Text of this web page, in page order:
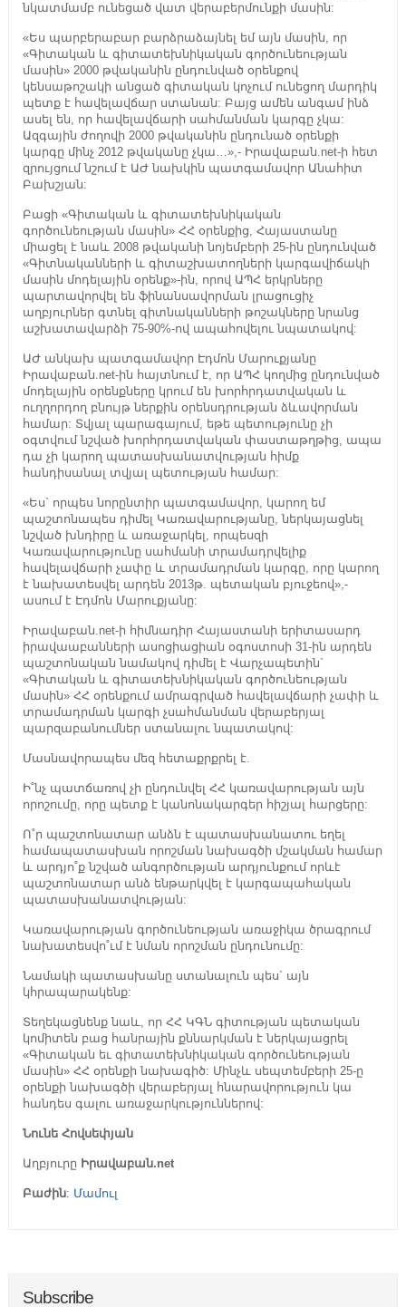
նկատմամբ ունեցած վատ վերաբերմունքի մասին:
«Ես պարբերաբար բարձրաձայնել եմ այն մասին, որ
«Գիտական և գիտատեխնիկական գործունեության
մասին» 2000 թվականին ընդունված օրենքով
կենսաթոշակի անցած գիտական կոչում ունեցող մարդիկ
պետք է հավելավճար ստանան: Բայց ամեն անգամ ինձ
ասել են, որ հավելավճարի սահմանման կարգը չկա:
Ազգային ժողովի 2000 թվականին ընդունած օրենքի
կարգը մինչ 2012 թվականը չկա…»,- Իրավաբան.net-ի հետ
զրույցում նշում է ԱԺ նախկին պատգամավոր Անահիտ
Բախշյան:
Բացի «Գիտական և գիտատեխնիկական
գործունեության մասին» ՀՀ օրենքից, Հայաստանը
միացել է նաև 2008 թվականի նոյեմբերի 25-ին ընդունված
«Գիտնականների և գիտաշխատողների կարգավիճակի
մասին մոդելային օրենք»-ին, որով ԱՊՀ երկրները
պարտավորվել են ֆինանսավորման լրացուցիչ
աղբյուրներ գտնել գիտնականների թոշակները նրանց
աշխատավարձի 75-90%-ով ապահովելու նպատակով:
ԱԺ անկախ պատգամավոր Էդմոն Մարուքյանը
Իրավաբան.net-ին հայտնում է, որ ԱՊՀ կողմից ընդունված
մոդելային օրենքները կրում են խորհրդատվական և
ուղղորդող բնույթ ներքին օրենսդրության ձևավորման
համար: Տվյալ պարագայում, եթե պետությունը չի
օգտվում նշված խորհրդատվական փաստաթղթից, ապա
դա չի կարող պատասխանատվության հիմք
հանդիսանալ տվյալ պետության համար:
«Ես` որպես նորընտիր պատգամավոր, կարող եմ
պաշտոնապես դիմել Կառավարությանը, ներկայացնել
նշված խնդիրը և առաջարկել, որպեսզի
Կառավարությունը սահմանի տրամադրվելիք
հավելավճարի չափը և տրամադրման կարգը, որը կարող
է նախատեսվել արդեն 2013թ. պետական բյուջեով»,-
ասում է Էդմոն Մարուքյանը:
Իրավաբան.net-ի հիմնադիր Հայաստանի երիտասարդ
իրավաաբանների ասոցիացիան օգոստոսի 31-ին արդեն
պաշտոնական նամակով դիմել է Վարչապետին`
«Գիտական և գիտատեխնիկական գործունեության
մասին» ՀՀ օրենքում ամրագրված հավելավճարի չափի և
տրամադրման կարգի չսահմանման վերաբերյալ
պարզաբանումներ ստանալու նպատակով:
Մասնավորապես մեզ հետաքրքրել է.
Ի˚նչ պատճառով չի ընդունվել ՀՀ կառավարության այն
որոշումը, որը պետք է կանոնակարգեր հիշյալ հարցերը:
Ո˚ր պաշտոնատար անձն է պատասխանատու եղել
համապատասխան որոշման նախագծի մշակման համար
և արդյո˚ք նշված անգործության արդյունքում որևէ
պաշտոնատար անձ ենթարկվել է կարգապահական
պատասխանատվության:
Կառավարության գործունեության առաջիկա ծրագրում
նախատեսվո˚ւմ է նման որոշման ընդունումը:
Նամակի պատասխանը ստանալուն պես` այն
կհրապարակենք:
Տեղեկացնենք նաև, որ ՀՀ ԿԳՆ գիտության պետական
կոմիտեն բաց հանրային քննարկման է ներկայացրել
«Գիտական եւ գիտատեխնիկական գործունեության
մասին» ՀՀ օրենքի նախագիծ: Մինչև սեպտեմբերի 25-ը
օրենքի նախագծի վերաբերյալ հնարավորություն կա
հանդես գալու առաջարկություններով:
Նունե Հովսեփյան
Աղբյուրը Իրավաբան.net
Բաժին: Մամուլ
Subscribe